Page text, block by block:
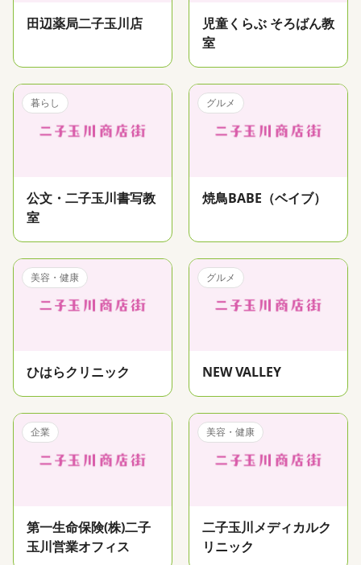
田辺薬局二子玉川店
児童くらぶ そろばん教
室
暮らし
公文・二子玉川書写教
室
グルメ
焼鳥BABE（ベイブ）
美容・健康
ひはらクリニック
グルメ
NEW VALLEY
企業
第一生命保険(株)二子
玉川営業オフィス
美容・健康
二子玉川メディカルク
リニック